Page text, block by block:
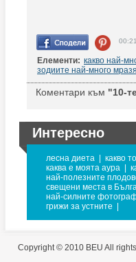
Елементи: какво най-
зодиите най-много
Коментари към "10-
Интересно
лесна диета какво
каква е моята аура
най-полезните
свещени места в
най-силните
грижи за устните
Copyright © 2010 BEU All